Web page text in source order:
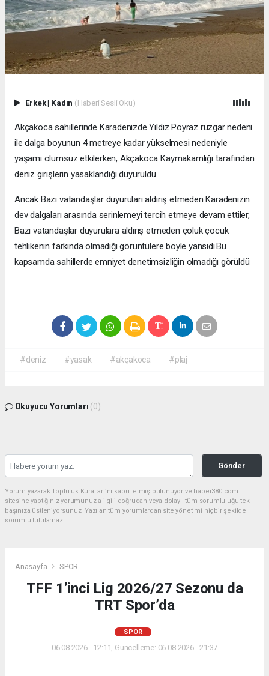
Erkek| Kadın (Haberi Sesli Oku)
Akçakoca sahillerinde Karadenizde Yıldız Poyraz rüzgar nedeni
ile dalga boyunun 4 metreye kadar yükselmesi nedeniyle
yaşamı olumsuz etkilerken, Akçakoca Kaymakamlığı tarafından
deniz girişlerin yasaklandığı duyuruldu.
Ancak Bazı vatandaşlar duyuruları aldırış etmeden Karadenizin
dev dalgaları arasında serinlemeyi tercih etmeye devam ettiler,
Bazı vatandaşlar duyurulara aldırış etmeden çoluk çocuk
tehlikenin farkında olmadığı görüntülere böyle yansıdı.Bu
kapsamda sahillerde emniyet denetimsizliğin olmadığı görüldü
#deniz #yasak #akçakoca #plaj
Okuyucu Yorumları (0)
Gönder
Yorum yazarak Topluluk Kuralları’nı kabul etmiş bulunuyor ve haber380.com
sitesine yaptığınız yorumunuzla ilgili doğrudan veya dolaylı tüm sorumluluğu tek
başınıza üstleniyorsunuz. Yazılan tüm yorumlardan site yönetimi hiçbir şekilde
sorumlu tutulamaz.
Anasayfa SPOR
TFF 1’inci Lig 2026/27 Sezonu da
TRT Spor’da
SPOR
06.08.2026 - 12:11, Güncelleme: 06.08.2026 - 21:37